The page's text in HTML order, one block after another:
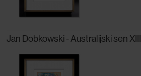
Jan Dobkowski - Australijski sen XIII